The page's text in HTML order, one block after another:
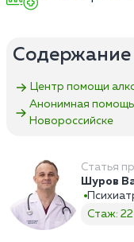
Содержание
Центр помощи
Анонимная
Новороссийске
Статья
Шуров
Стаж: